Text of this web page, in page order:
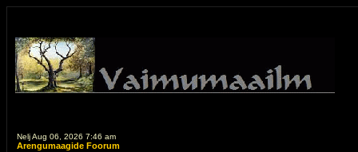
Nelj Aug 06, 2026 7:46 am
Arengumaagide Foorum